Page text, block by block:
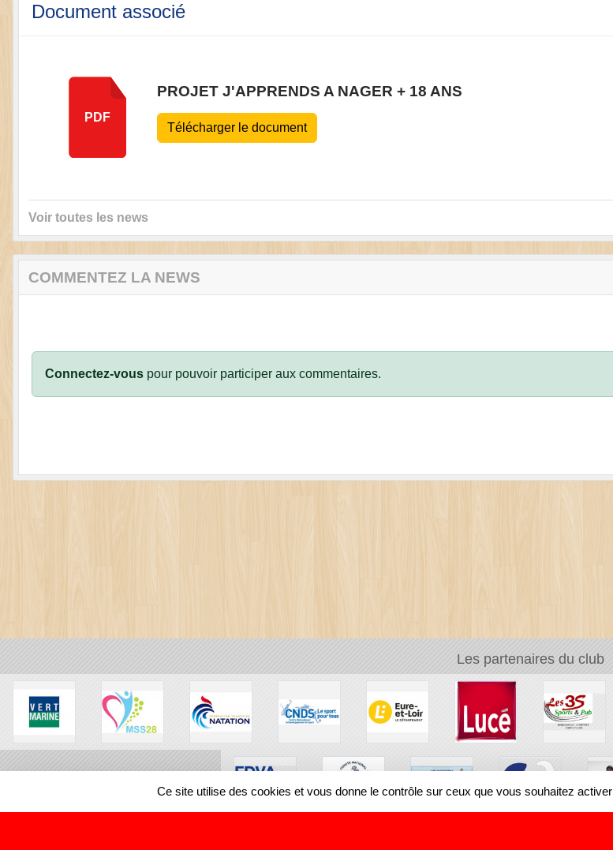
Document associé
PDF
PROJET J'APPRENDS A NAGER + 18 ANS
Télécharger le document
Voir toutes les news
COMMENTEZ LA NEWS
Connectez-vous pour pouvoir participer aux commentaires.
Les partenaires du club
Ce site utilise des cookies et vous donne le contrôle sur ceux que vous souhaitez activer